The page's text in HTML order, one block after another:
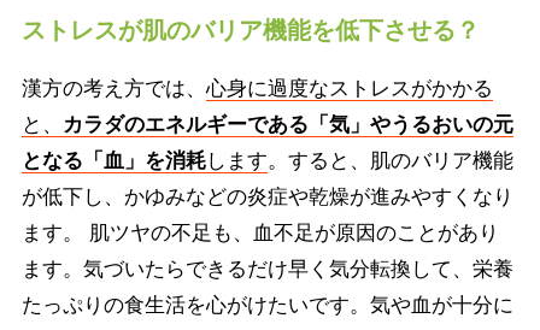
ストレスが肌のバリア機能を低下させる？
漢方の考え方では、心身に過度なストレスがかかる
と、 カラダのエネルギーである「気」やうるおいの元
となる「血」を消耗します。すると、肌のバリア機能
が低下し、かゆみなどの炎症や乾燥が進みやすくなり
ます。 肌ツヤの不足も、血不足が原因のことがあり
ます。気づいたらできるだけ早く気分転換して、栄養
たっぷりの食生活を心がけたいです。気や血が十分に